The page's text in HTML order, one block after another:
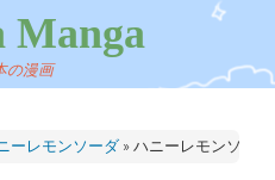
Manga
の漫画
ーレモンソーダ » ハニーレモンソーダ